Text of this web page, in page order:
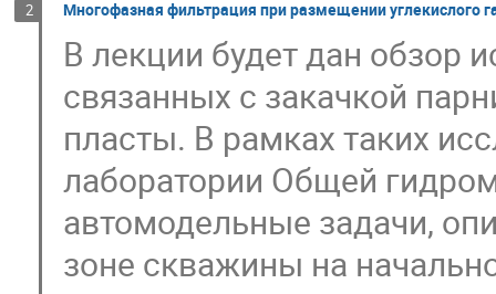
2 Многофазная фильтрация при размещении углекислого
В лекции будет дан обзор
связанных с закачкой
пласты. В рамках таких
лаборатории Общей
автомодельные задачи,
зоне скважины на